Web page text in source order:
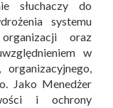
słuchaczy do
systemu
oraz
w
Jako Menedżer
i ochrony